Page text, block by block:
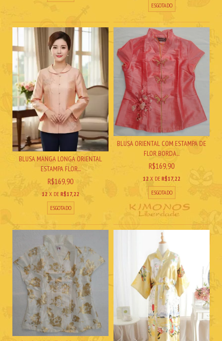
ESGOTADO
BLUSA MANGA LONGA ORIENTAL
ESTAMPA FLOR...
R$169,90
12 X DE R$17,22
ESGOTADO
BLUSA ORIENTAL COM ESTAMPA DE
FLOR BORDA...
R$169,90
12 X DE R$17,22
ESGOTADO